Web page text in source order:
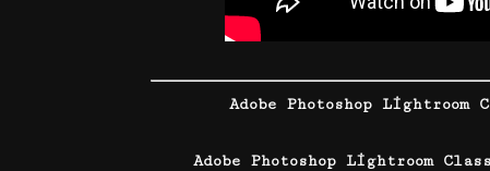
Adobe Photoshop Lightroom
Adobe Photoshop Lightroom